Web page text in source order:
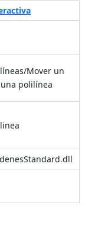
Mover un
polilínea